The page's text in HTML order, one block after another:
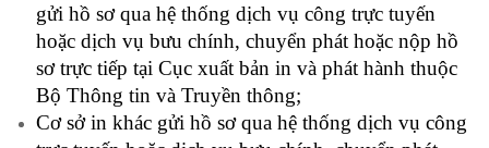
gửi hồ sơ qua hệ thống dịch vụ công trực tuyến
hoặc dịch vụ bưu chính, chuyển phát hoặc nộp hồ
sơ trực tiếp tại Cục xuất bản in và phát hành thuộc
Bộ Thông tin và Truyền thông;
Cơ sở in khác gửi hồ sơ qua hệ thống dịch vụ công